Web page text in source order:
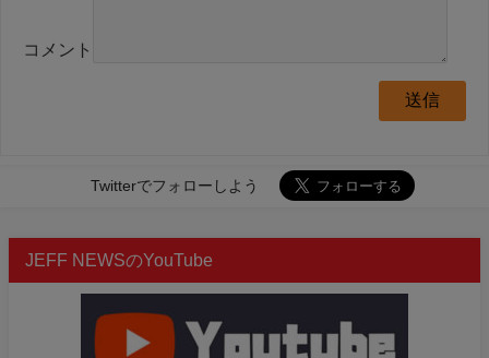
コメント
Twitterでフォローしよう
JEFF NEWSのYouTube